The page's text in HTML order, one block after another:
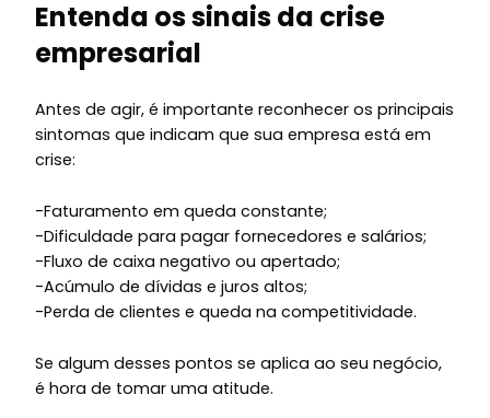
Entenda os sinais da crise
empresarial
Antes de agir, é importante reconhecer os principais
sintomas que indicam que sua empresa está em
crise:
-Faturamento em queda constante;
-Dificuldade para pagar fornecedores e salários;
-Fluxo de caixa negativo ou apertado;
-Acúmulo de dívidas e juros altos;
-Perda de clientes e queda na competitividade.
Se algum desses pontos se aplica ao seu negócio,
é hora de tomar uma atitude.